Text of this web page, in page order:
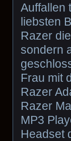
Auffallen
liebsten
Razer
sondern
Frau mit
Razer
Razer
MP3
Headset